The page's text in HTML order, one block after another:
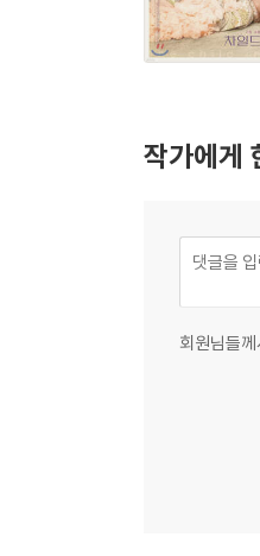
작가에게
회원님들